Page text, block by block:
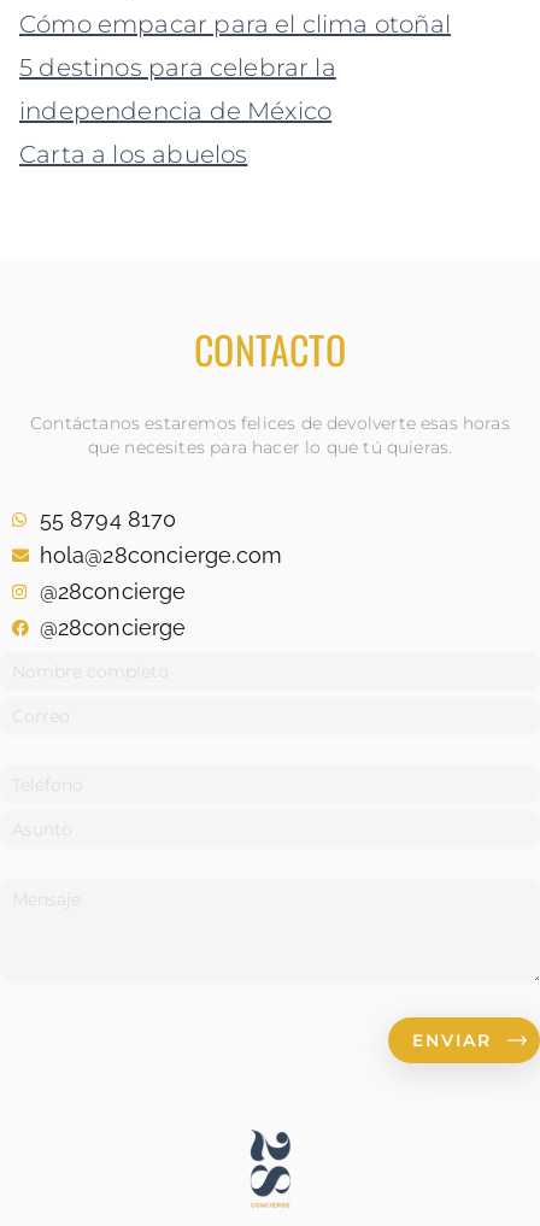
Cómo empacar para el clima otoñal
5 destinos para celebrar la
independencia de México
Carta a los abuelos
CONTACTO
Contáctanos estaremos felices de devolverte esas horas
que necesites para hacer lo que tú quieras.
55 8794 8170
hola@28concierge.com
@28concierge
@28concierge